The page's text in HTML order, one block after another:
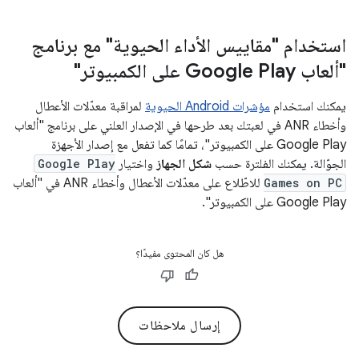
استخدام "مقاييس الأداء الحيوية" مع برنامج
"ألعاب Google Play على الكمبيوتر"
يمكنك استخدام مؤشرات Android الحيوية
لمراقبة معدّلات الأعطال
وأخطاء ANR في لعبتك بعد طرحها في الإصدار العلني على برنامج "ألعاب
Google Play على الكمبيوتر"، تمامًا كما تفعل مع إصدار الأجهزة
الجوّالة. يمكنك الفلترة حسب شكل الجهاز واختيار Google Play
Games on PC
للاطّلاع على معدّلات الأعطال وأخطاء ANR في "ألعاب
Google Play على الكمبيوتر".
هل كان المحتوى مفيدًا؟
إرسال ملاحظات